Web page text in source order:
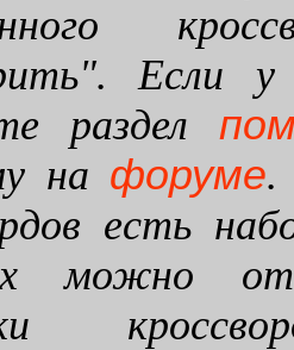
Если
раздел
на форуме.
есть
можно